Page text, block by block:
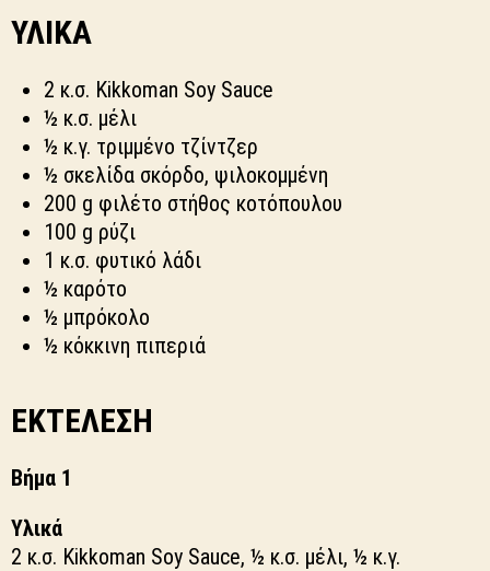
ΥΛΙΚΑ
2 κ.σ. Kikkoman Soy Sauce
½ κ.σ. μέλι
½ κ.γ. τριμμένο τζίντζερ
½ σκελίδα σκόρδο, ψιλοκομμένη
200 g φιλέτο στήθος κοτόπουλου
100 g ρύζι
1 κ.σ. φυτικό λάδι
½ καρότο
½ μπρόκολο
½ κόκκινη πιπεριά
ΕΚΤΕΛΕΣΗ
Βήμα 1
Υλικά
2 κ.σ. Kikkoman Soy Sauce, ½ κ.σ. μέλι, ½ κ.γ.